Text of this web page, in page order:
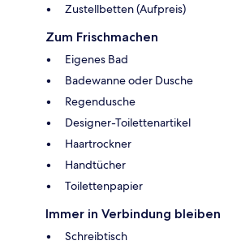
Zustellbetten (Aufpreis)
Zum Frischmachen
Eigenes Bad
Badewanne oder Dusche
Regendusche
Designer-Toilettenartikel
Haartrockner
Handtücher
Toilettenpapier
Immer in Verbindung bleiben
Schreibtisch